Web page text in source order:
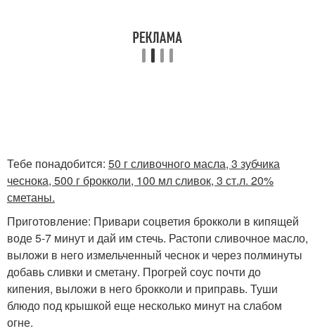
Тебе понадобится: 50 г сливочного масла, 3 зубчика
чеснока, 500 г брокколи, 100 мл сливок, 3 ст.л. 20%
сметаны.
Приготовление: Привари соцветия брокколи в кипящей
воде 5-7 минут и дай им стечь. Растопи сливочное масло,
выложи в него измельченный чеснок и через полминуты
добавь сливки и сметану. Прогрей соус почти до
кипения, выложи в него брокколи и приправь. Туши
блюдо под крышкой еще несколько минут на слабом
огне.